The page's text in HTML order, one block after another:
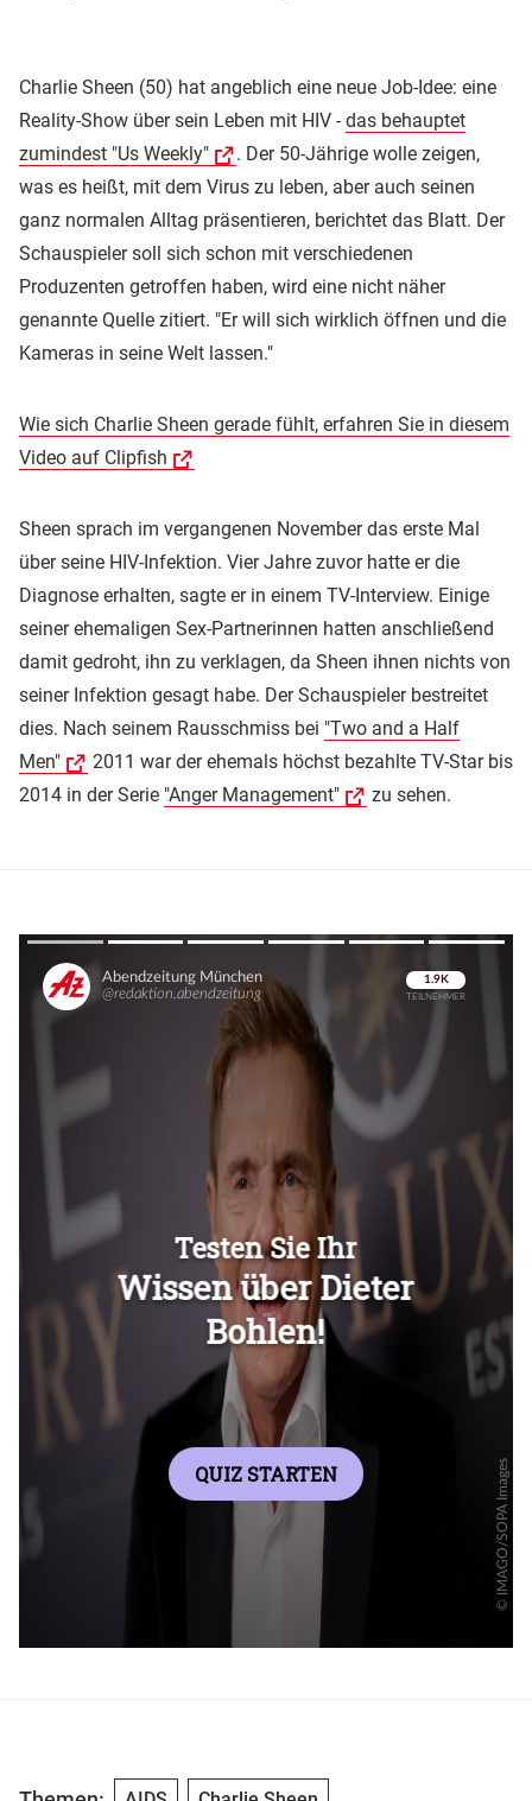
Charlie Sheen (50) hat angeblich eine neue Job-Idee: eine
Reality-Show über sein Leben mit HIV - das behauptet
zumindest "Us Weekly"
. Der 50-Jährige wolle zeigen,
was es heißt, mit dem Virus zu leben, aber auch seinen
ganz normalen Alltag präsentieren, berichtet das Blatt. Der
Schauspieler soll sich schon mit verschiedenen
Produzenten getroffen haben, wird eine nicht näher
genannte Quelle zitiert. "Er will sich wirklich öffnen und die
Kameras in seine Welt lassen."
Wie sich Charlie Sheen gerade fühlt, erfahren Sie in diesem
Video auf Clipfish
Sheen sprach im vergangenen November das erste Mal
über seine HIV-Infektion. Vier Jahre zuvor hatte er die
Diagnose erhalten, sagte er in einem TV-Interview. Einige
seiner ehemaligen Sex-Partnerinnen hatten anschließend
damit gedroht, ihn zu verklagen, da Sheen ihnen nichts von
seiner Infektion gesagt habe. Der Schauspieler bestreitet
dies. Nach seinem Rausschmiss bei "Two and a Half
Men"
2011 war der ehemals höchst bezahlte TV-Star bis
2014 in der Serie "Anger Management" zu sehen.
Überspringen
Überspringen